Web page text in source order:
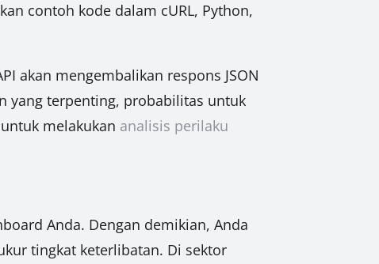
contoh kode dalam cURL, Python,
akan mengembalikan respons JSON
yang terpenting, probabilitas untuk
melakukan analisis perilaku
Anda. Dengan demikian, Anda
tingkat keterlibatan. Di sektor